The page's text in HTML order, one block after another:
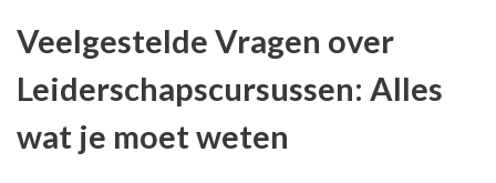
Veelgestelde Vragen over
Leiderschapscursussen: Alles
wat je moet weten